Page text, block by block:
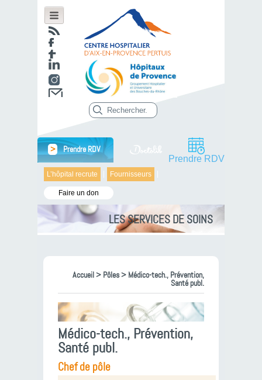
L’hôpital recrute Fournisseurs
Faire un don
> Prendre RDV
Prendre RDV
LES SERVICES DE SOINS
Accueil> Pôles> Médico-tech., Prévention,
Santé publ.
Médico-tech., Prévention,
Santé publ.
Chef de pôle